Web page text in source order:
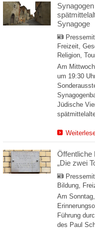
Synagoge
Freizeit,
Religion,
Am
um 19:30
Jüdische
Öffentliche
„Die zwei
Bildung,
Am
Führung
des Paul